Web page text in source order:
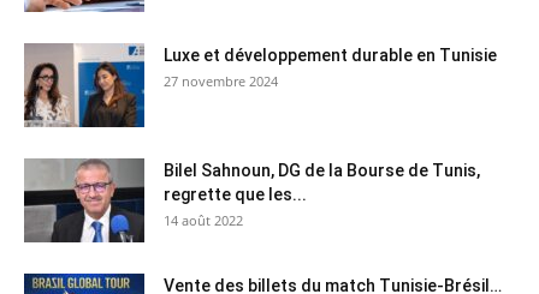
Luxe et développement durable en Tunisie
27 novembre 2024
Bilel Sahnoun, DG de la Bourse de Tunis,
regrette que les...
14 août 2022
Vente des billets du match Tunisie-Brésil…